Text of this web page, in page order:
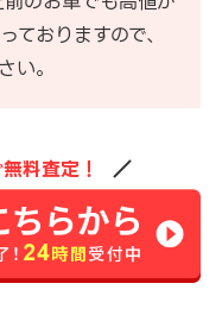
ておりますので、
い。
料査定！